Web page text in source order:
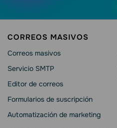
CORREOS MASIVOS
Correos masivos
Servicio SMTP
Editor de correos
Formularios de suscripción
Automatización de marketing